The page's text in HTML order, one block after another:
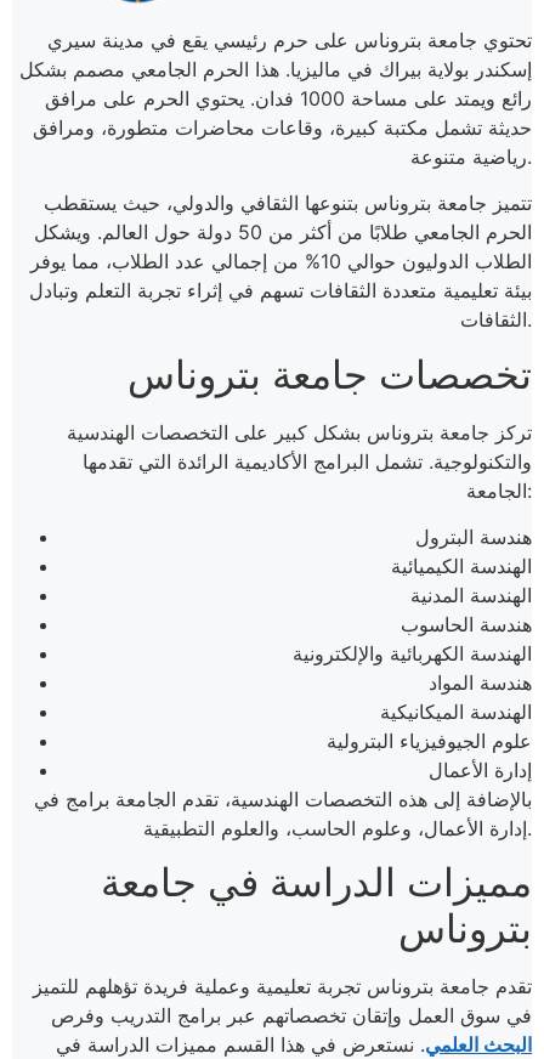
تحتوي جامعة بتروناس على حرم رئيسي يقع في مدينة سيري
إسكندر بولاية بيراك في ماليزيا. هذا الحرم الجامعي مصمم بشكل
رائع ويمتد على مساحة 1000 فدان. يحتوي الحرم على مرافق
حديثة تشمل مكتبة كبيرة، وقاعات محاضرات متطورة، ومرافق
رياضية متنوعة.
تتميز جامعة بتروناس بتنوعها الثقافي والدولي، حيث يستقطب
الحرم الجامعي طلابًا من أكثر من 50 دولة حول العالم. ويشكل
الطلاب الدوليون حوالي 10% من إجمالي عدد الطلاب، مما يوفر
بيئة تعليمية متعددة الثقافات تسهم في إثراء تجربة التعلم وتبادل
الثقافات.
تخصصات جامعة بتروناس
تركز جامعة بتروناس بشكل كبير على التخصصات الهندسية
والتكنولوجية. تشمل البرامج الأكاديمية الرائدة التي تقدمها
الجامعة:
هندسة البترول
الهندسة الكيميائية
الهندسة المدنية
هندسة الحاسوب
الهندسة الكهربائية والإلكترونية
هندسة المواد
الهندسة الميكانيكية
علوم الجيوفيزياء البترولية
إدارة الأعمال
بالإضافة إلى هذه التخصصات الهندسية، تقدم الجامعة برامج في
إدارة الأعمال، وعلوم الحاسب، والعلوم التطبيقية.
مميزات الدراسة في جامعة
بتروناس
تقدم جامعة بتروناس تجربة تعليمية وعملية فريدة تؤهلهم للتميز
في سوق العمل وإتقان تخصصاتهم عبر برامج التدريب وفرص
البحث العلمي. نستعرض في هذا القسم مميزات الدراسة في